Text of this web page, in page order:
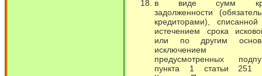
в виде сумм
задолженности
кредиторами),
истечением срока
или по другим
исключением
предусмотренных
пункта 1 статьи 251